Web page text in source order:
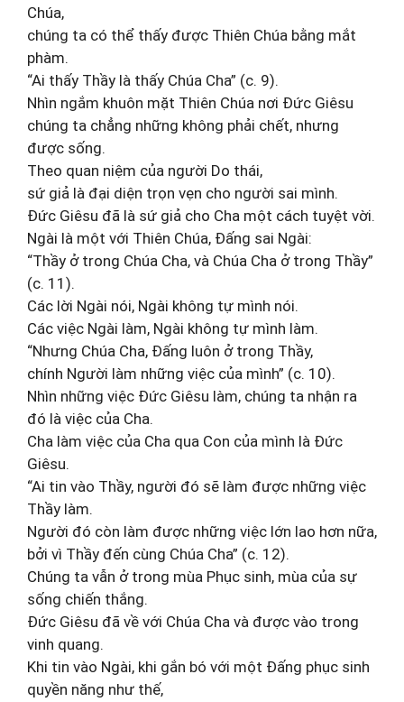
Chúa,
chúng ta có thể thấy được Thiên Chúa bằng mắt
phàm.
“Ai thấy Thầy là thấy Chúa Cha” (c. 9).
Nhìn ngắm khuôn mặt Thiên Chúa nơi Đức Giêsu
chúng ta chẳng những không phải chết, nhưng
được sống.
Theo quan niệm của người Do thái,
sứ giả là đại diện trọn vẹn cho người sai mình.
Đức Giêsu đã là sứ giả cho Cha một cách tuyệt vời.
Ngài là một với Thiên Chúa, Đấng sai Ngài:
“Thầy ở trong Chúa Cha, và Chúa Cha ở trong Thầy”
(c. 11).
Các lời Ngài nói, Ngài không tự mình nói.
Các việc Ngài làm, Ngài không tự mình làm.
“Nhưng Chúa Cha, Đấng luôn ở trong Thầy,
chính Người làm những việc của mình” (c. 10).
Nhìn những việc Đức Giêsu làm, chúng ta nhận ra
đó là việc của Cha.
Cha làm việc của Cha qua Con của mình là Đức
Giêsu.
“Ai tin vào Thầy, người đó sẽ làm được những việc
Thầy làm.
Người đó còn làm được những việc lớn lao hơn nữa,
bởi vì Thầy đến cùng Chúa Cha” (c. 12).
Chúng ta vẫn ở trong mùa Phục sinh, mùa của sự
sống chiến thắng.
Đức Giêsu đã về với Chúa Cha và được vào trong
vinh quang.
Khi tin vào Ngài, khi gắn bó với một Đấng phục sinh
quyền năng như thế,